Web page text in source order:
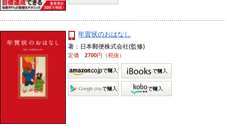
年賀状のおはなし
著：日本郵便株式会社(監修)
定価2700円（税抜）